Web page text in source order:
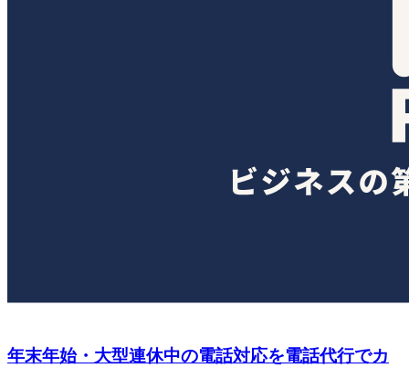
年末年始・大型連休中の電話対応を電話代行でカ